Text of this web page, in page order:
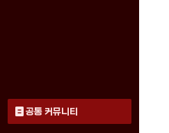
공통 커뮤니티